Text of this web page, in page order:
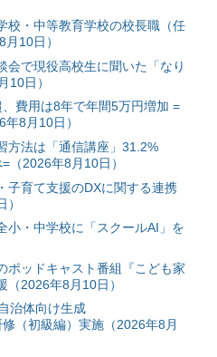
校・中等教育学校の校長職（任
10日）
会で現役高校生に聞いた「なり
10日）
費用は8年で年間5万円増加 =
8月10日）
方法は「通信講座」31.2%
（2026年8月10日）
子育て支援のDXに関する連携
小・中学校に「スクールAI」を
ポッドキャスト番組『こども家
（2026年8月10日）
治体向け生成
（初級編）実施（2026年8月